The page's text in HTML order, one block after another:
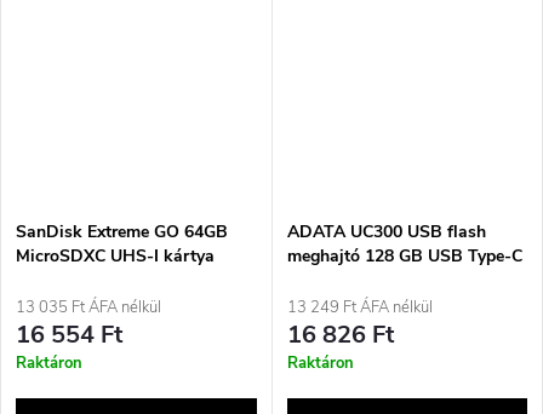
SanDisk Extreme GO 64GB
MicroSDXC UHS-I kártya
13 035 Ft ÁFA nélkül
16 554 Ft
Raktáron
ADATA UC300 USB flash
meghajtó 128 GB USB Type-C
Zöld
13 249 Ft ÁFA nélkül
16 826 Ft
Raktáron